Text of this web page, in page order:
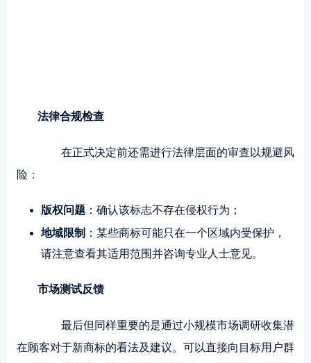
法律合规检查
在正式决定前还需进行法律层面的审查以规避风
险：
版权问题：确认该标志不存在侵权行为；
地域限制 ：某些商标可能只在一个区域内受保护，
请注意查看其适用范围并咨询专业人士意见。
市场测试反馈
最后但同样重要的是通过小规模市场调研收集潜
在顾客对于新商标的看法及建议。可以直接向目标用户群